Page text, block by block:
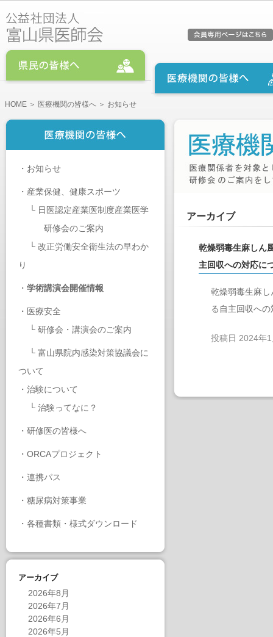
HOME ＞ 医療機関の皆様へ ＞ お知らせ
・ お知らせ
・ 産業保健、健康スポーツ
└ 日医認定産業医制度産業医学
研修会のご案内
└ 改正労働安全衛生法の早わか
り
・ 学術講演会開催情報
・ 医療安全
└ 研修会・講演会のご案内
└ 富山県院内感染対策協議会に
ついて
・ 治験について
└ 治験ってなに？
・ 研修医の皆様へ
・ ORCAプロジェクト
・ 連携パス
・ 糖尿病対策事業
・ 各種書類・様式ダウンロード
アーカイブ
2026年8月
2026年7月
2026年6月
2026年5月
アーカイブ
乾燥弱毒生麻しん
主回収への対応に
乾燥弱毒生麻
る自主回収へ
投稿日 2024年